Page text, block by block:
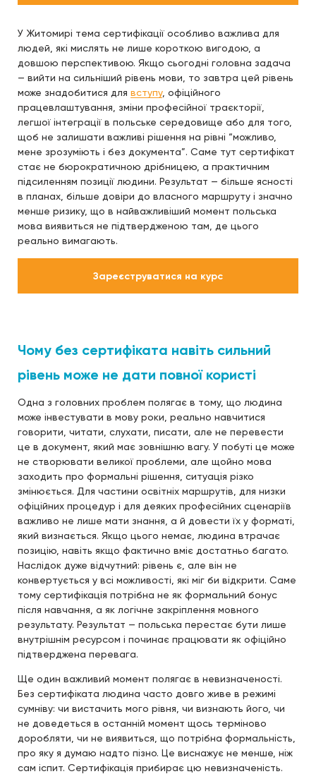
У Житомирі тема сертифікації особливо важлива для
людей, які мислять не лише короткою вигодою, а
довшою перспективою. Якщо сьогодні головна задача
— вийти на сильніший рівень мови, то завтра цей рівень
може знадобитися для вступу, офіційного
працевлаштування, зміни професійної траєкторії,
легшої інтеграції в польське середовище або для того,
щоб не залишати важливі рішення на рівні “можливо,
мене зрозуміють і без документа”. Саме тут сертифікат
стає не бюрократичною дрібницею, а практичним
підсиленням позиції людини. Результат — більше ясності
в планах, більше довіри до власного маршруту і значно
менше ризику, що в найважливіший момент польська
мова виявиться не підтвердженою там, де цього
реально вимагають.
Зареєструватися на курс
Чому без сертифіката навіть сильний
рівень може не дати повної користі
Одна з головних проблем полягає в тому, що людина
може інвестувати в мову роки, реально навчитися
говорити, читати, слухати, писати, але не перевести
це в документ, який має зовнішню вагу. У побуті це може
не створювати великої проблеми, але щойно мова
заходить про формальні рішення, ситуація різко
змінюється. Для частини освітніх маршрутів, для низки
офіційних процедур і для деяких професійних сценаріїв
важливо не лише мати знання, а й довести їх у форматі,
який визнається. Якщо цього немає, людина втрачає
позицію, навіть якщо фактично вміє достатньо багато.
Наслідок дуже відчутний: рівень є, але він не
конвертується у всі можливості, які міг би відкрити. Саме
тому сертифікація потрібна не як формальний бонус
після навчання, а як логічне закріплення мовного
результату. Результат — польська перестає бути лише
внутрішнім ресурсом і починає працювати як офіційно
підтверджена перевага.
Ще один важливий момент полягає в невизначеності.
Без сертифіката людина часто довго живе в режимі
сумніву: чи вистачить мого рівня, чи визнають його, чи
не доведеться в останній момент щось терміново
доробляти, чи не виявиться, що потрібна формальність,
про яку я думаю надто пізно. Це виснажує не менше, ніж
сам іспит. Сертифікація прибирає цю невизначеність.